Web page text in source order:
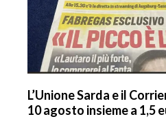
L’Unione Sarda e il
10 agosto insieme a 1,5